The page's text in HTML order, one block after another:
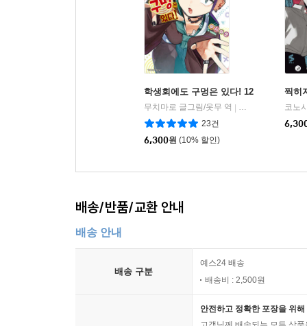
학생회에도 구멍은 있다! 12
무치마로 글그림/옷무 역
소미미디어
23건
6,300원 (10% 할인)
찍히
배송/반품/교환 안내
배송 안내
배송 구분
예스24 배송
배송비 : 2,500원
안전하고 정확한 포장을 위